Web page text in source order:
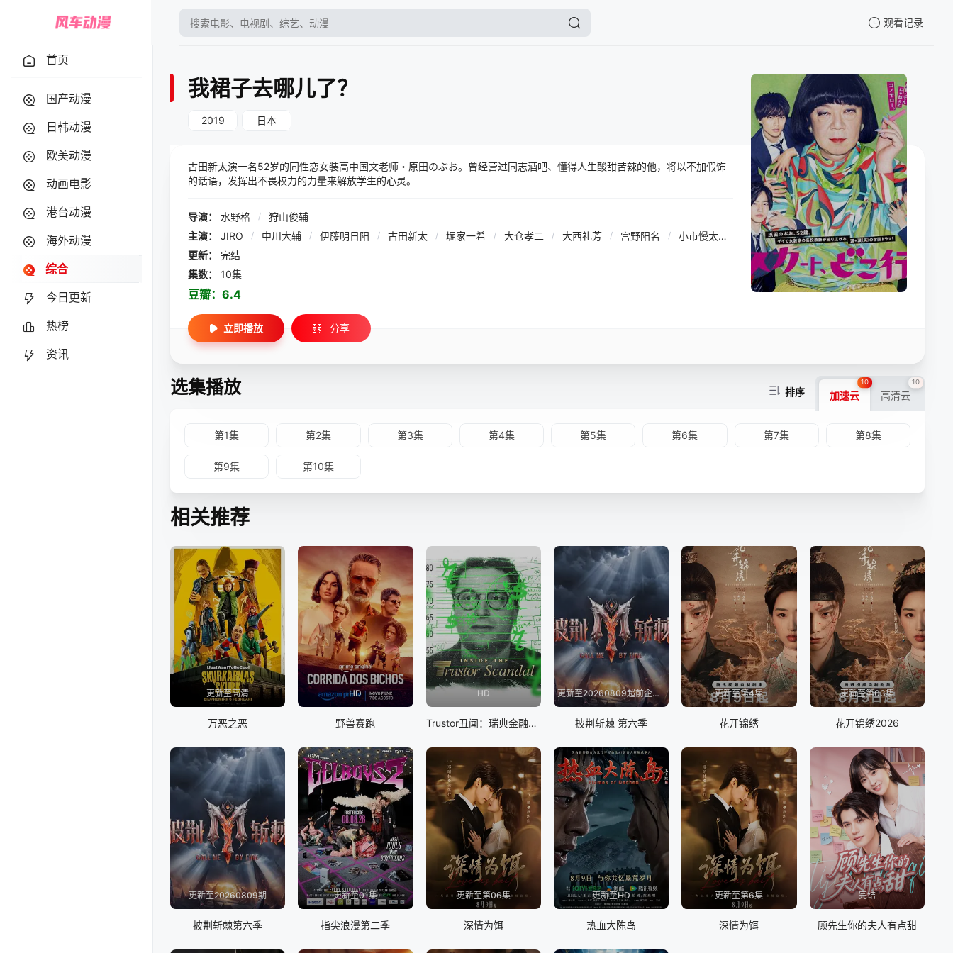
观看记录
暂无观看影片的记录
首页
国产动漫
日韩动漫
欧美动漫
动画电影
港台动漫
海外动漫
综合
今日更新
热榜
资讯
我裙子去哪儿了？
2019 日本
古田新太演一名52岁的同性恋女装高中国文老师・原田のぶお。曾经营过同志酒吧、懂得人生酸甜苦辣的他，将以不加假饰
的话语，发挥出不畏权力的力量来解放学生的心灵。
导演： 水野格 /
狩山俊辅
主演：
JIRO / 中川大辅 / 伊藤明日阳 / 古田新太 / 堀家一希 / 大仓孝二 / 大西礼芳 / 宫野阳名 / 小市慢太郎 松下奈绪 / 桐山涟 / 永濑廉 / 片山友希
更新：
完结
集数：
10集
豆瓣： 6.4
立即播放 分享
选集播放 排序 加速云
10
高清云
10
第1集 第2集 第3集 第4集 第5集 第6集 第7集 第8集
第9集 第10集
相关推荐
更新至高清
万恶之恶
HD
野兽赛跑
HD
Trustor丑闻：瑞典金融案内幕
更新至20260809超前企划第2期
披荆斩棘 第六季
更新至第4集
花开锦绣
更新至第03集
花开锦绣2026
更新至20260809期
披荆斩棘第六季
更新至01集
指尖浪漫第二季
更新至第06集
深情为饵
更新至HD
热血大陈岛
更新至第6集
深情为饵
完结
顾先生你的夫人有点甜